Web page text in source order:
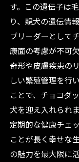
す。この遺伝子は
り、親犬の遺伝情
ブリーダーとして
康面の考慮が不可
奇形や皮膚疾患の
しい繁殖管理を行
ことで、チョコダ
犬を迎え入れられ
定期的な健康チェ
ことが長く幸せな
の魅力を最大限に